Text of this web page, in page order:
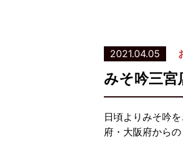
2021.04.05
みそ吟三
日頃よりみそ吟
府・大阪府から